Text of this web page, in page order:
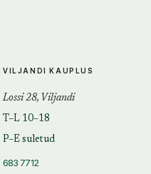
VILJANDI KAUPLUS
Lossi 28, Viljandi
T–L 10–18
P–E suletud
683 7712